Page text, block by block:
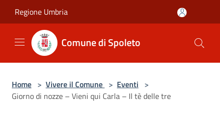
Regione Umbria
Comune di Spoleto
Home > Vivere il Comune > Eventi >
Giorno di nozze – Vieni qui Carla – Il tè delle tre